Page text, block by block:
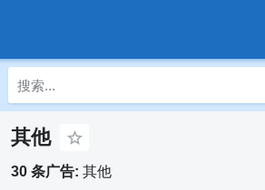
其他
30 条广告: 其他